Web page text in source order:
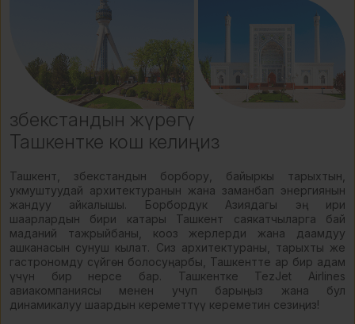
Өзбекстандын жүрөгү
Ташкентке кош келиңиз
Ташкент, Өзбекстандын борбору, байыркы тарыхтын,
укмуштуудай архитектуранын жана заманбап энергиянын
жандуу айкалышы. Борбордук Азиядагы эң ири
шаарлардын бири катары Ташкент саякатчыларга бай
маданий тажрыйбаны, кооз жерлерди жана даамдуу
ашканасын сунуш кылат. Сиз архитектураны, тарыхты же
гастрономду сүйгөн болосуңарбы, Ташкентте ар бир адам
үчүн бир нерсе бар. Ташкентке TezJet Airlines
авиакомпаниясы менен учуп барыңыз жана бул
динамикалуу шаардын кереметтүү кереметин сезиңиз!